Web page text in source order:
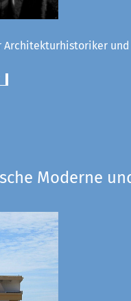
Architekturhistoriker
Moderne